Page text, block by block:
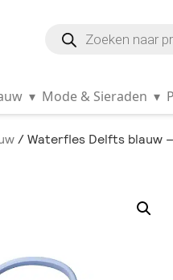
▾ Mode & Sieraden ▾
/ Waterfles Delfts blauw